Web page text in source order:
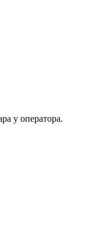
у оператора.